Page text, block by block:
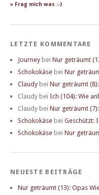
» Frag mich was :-)
LETZTE KOMMENTARE
Journey bei Nur geträumt
Schokokäse bei Nur
Claudy bei Nur geträumt
Claudy bei Ich (104): Wie
Claudy bei Nur geträumt
Schokokäse bei Geschützt:
Schokokäse bei Nur
NEUESTE BEITRÄGE
Nur geträumt (13): Opas